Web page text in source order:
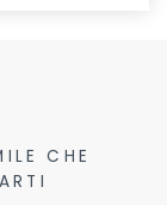
CHE